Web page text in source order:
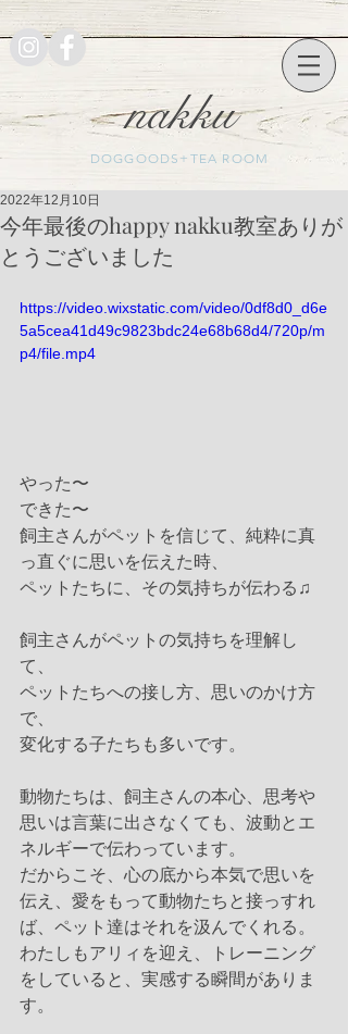
nakku
DOGGOODS+TEA ROOM
今年最後のhappy nakku教室ありが
とうございました
2022年12月10日
https://video.wixstatic.com/video/0df8d0_d6e
5a5cea41d49c9823bdc24e68b68d4/720p/m
p4/file.mp4
やった〜
できた〜
飼主さんがペットを信じて、純粋に真
っ直ぐに思いを伝えた時、
ペットたちに、その気持ちが伝わる♫
飼主さんがペットの気持ちを理解し
て、
ペットたちへの接し方、思いのかけ方
で、
変化する子たちも多いです。
動物たちは、飼主さんの本心、思考や
思いは言葉に出さなくても、波動とエ
ネルギーで伝わっています。
だからこそ、心の底から本気で思いを
伝え、愛をもって動物たちと接っすれ
ば、ペット達はそれを汲んでくれる。
わたしもアリィを迎え、トレーニング
をしていると、実感する瞬間がありま
す。